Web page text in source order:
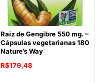
Raiz de Gengibre 550 mg. –
Cápsulas vegetarianas 180
Nature’s Way
O
R$179,48